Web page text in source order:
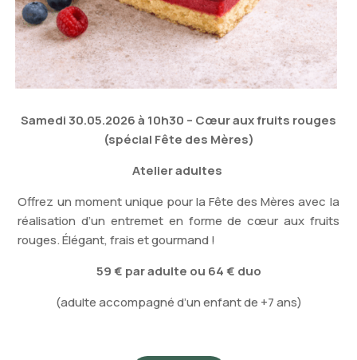
Samedi 30.05.2026 à 10h30 – Cœur aux fruits rouges
(spécial Fête des Mères)
Atelier adultes
Offrez un moment unique pour la Fête des Mères avec la
réalisation d’un entremet en forme de cœur aux fruits
rouges. Élégant, frais et gourmand !
59 € par adulte ou 64 € duo
(adulte accompagné d’un enfant de +7 ans)